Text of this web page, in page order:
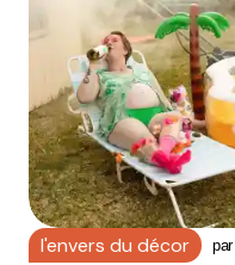
l'envers du décor par